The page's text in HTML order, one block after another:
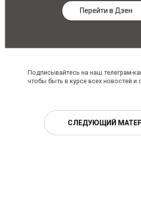
Перейти в Дзен
Подписывайтесь на наш телеграм-
чтобы быть в курсе всех новостей и
СЛЕДУЮЩИЙ